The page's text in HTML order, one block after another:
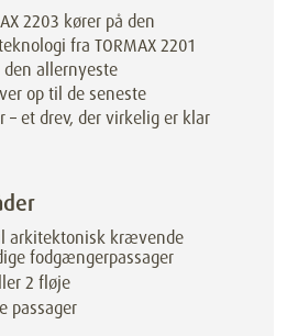
2203 kører på den
fra TORMAX 2201
allernyeste
op til de seneste
– et drev, der virkelig er klar
arkitektonisk krævende
fodgængerpassager
2 fløje
passager